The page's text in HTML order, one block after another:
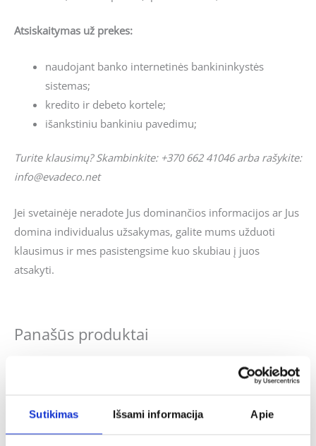
Sutikimas Išsami informacija Apie
Atsiskaitymas už prekes:
naudojant banko internetinės bankininkystės
sistemas;
kredito ir debeto kortele;
išankstiniu bankiniu pavedimu;
Turite klausimų? Skambinkite: +370 662 41046 arba rašykite:
info@evadeco.net
Jei svetainėje neradote Jus dominančios informacijos ar Jus
domina individualus užsakymas, galite mums užduoti
klausimus ir mes pasistengsime kuo skubiau į juos
atsakyti.
Panašūs produktai